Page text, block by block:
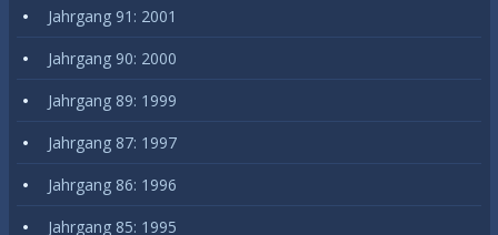
Jahrgang 91: 2001
Jahrgang 90: 2000
Jahrgang 89: 1999
Jahrgang 87: 1997
Jahrgang 86: 1996
Jahrgang 85: 1995